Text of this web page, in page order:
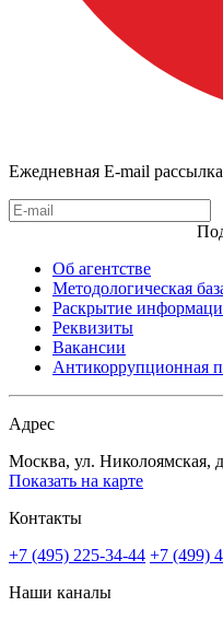
Ежедневная E-mail рассылка
Об агентстве
Методологическая
Раскрытие
Реквизиты
Вакансии
Антикоррупционная
Адрес
Москва, ул. Николоямская,
Показать на карте
Контакты
+7 (495) 225-34-44 +7 (499)
Наши каналы